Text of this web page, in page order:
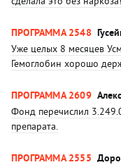
ПРОГРАММА 2548
Уже целых 8 месяцев
Гемоглобин хорошо
ПРОГРАММА 2609
Фонд перечислил
препарата.
ПРОГРАММА 2555